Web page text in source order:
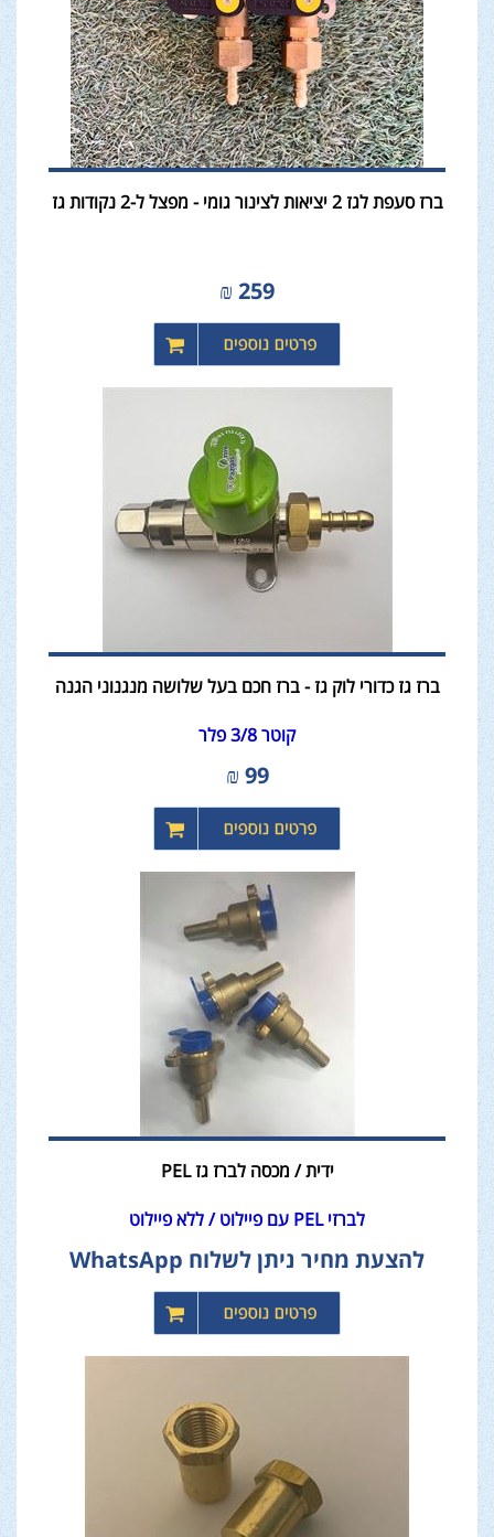
ברז סעפת לגז 2 יציאות לצינור גומי - מפצל ל-2 נקודות גז
259
₪
ברז גז כדורי לוק גז - ברז חכם בעל שלושה מנגנוני הגנה
קוטר 3/8 פלר
99
₪
ידית / מכסה לברז גז PEL
לברזי PEL עם פיילוט / ללא פיילוט
להצעת מחיר ניתן לשלוח WhatsApp